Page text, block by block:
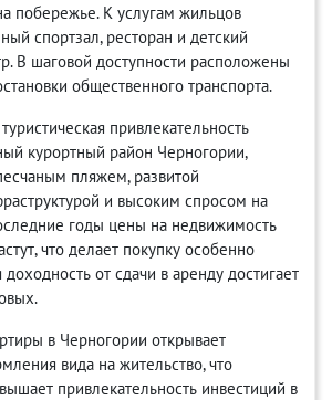
побережье. К услугам жильцов
спортзал, ресторан и детский
В шаговой доступности расположены
общественного транспорта.
привлекательность
курортный район Черногории,
пляжем, развитой
и высоким спросом на
годы цены на недвижимость
что делает покупку особенно
от сдачи в аренду достигает
в Черногории открывает
вида на жительство, что
привлекательность инвестиций в